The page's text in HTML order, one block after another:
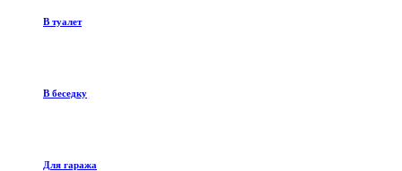
В туалет
В беседку
Для гаража